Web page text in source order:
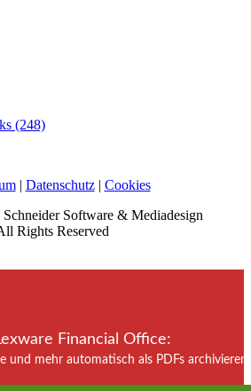
(248)
| Datenschutz| Cookies
Software & Mediadesign
Rights Reserved
Financial Office:
und mehr automatisch als PDFs